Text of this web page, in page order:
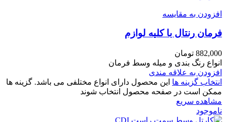
افزودن به مقایسه
فرمان رنتال با کلیه لوازم
882,000 تومان
انواع رنگ بندی و میله وسط فرمان
افزودن به علاقه مندی
انتخاب گزینه ها این محصول دارای انواع مختلفی می باشد. گزینه ها
ممکن است در صفحه محصول انتخاب شوند
مشاهده سریع
ناموجود